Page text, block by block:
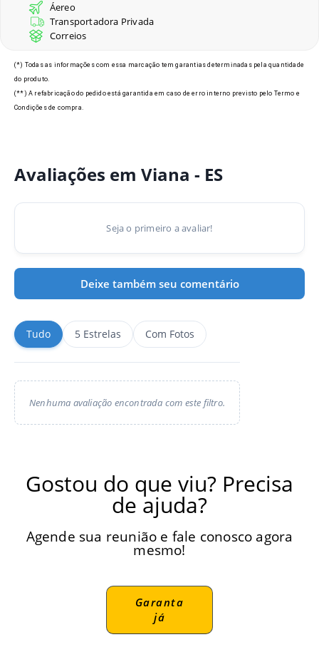
Modelos de Crachás em Viana
- ES
Áereo
Transportadora Privada
Correios
(*) Todas as informações com essa marcação tem garantias determinadas pela quantidade
do produto.
(**) A refabricação do pedido está garantida em caso de erro interno previsto pelo Termo e
Condições de compra.
Avaliações em Viana - ES
Seja o primeiro a avaliar!
Deixe também seu comentário
Tudo 5 Estrelas Com Fotos
Nenhuma avaliação encontrada com este filtro.
Gostou do que viu? Precisa
de ajuda?
Agende sua reunião e fale conosco agora
mesmo!
Garanta
já